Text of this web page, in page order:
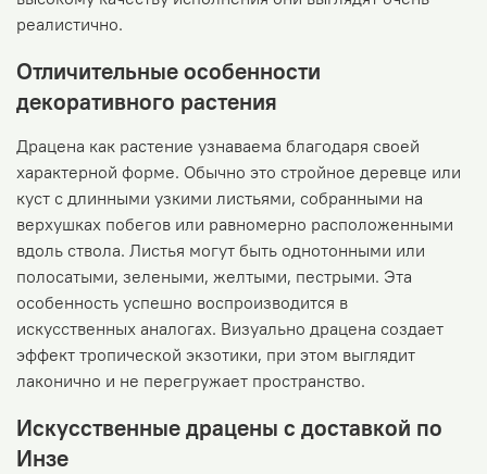
реалистично.
Отличительные особенности
декоративного растения
Драцена как растение узнаваема благодаря своей
характерной форме. Обычно это стройное деревце или
куст с длинными узкими листьями, собранными на
верхушках побегов или равномерно расположенными
вдоль ствола. Листья могут быть однотонными или
полосатыми, зелеными, желтыми, пестрыми. Эта
особенность успешно воспроизводится в
искусственных аналогах. Визуально драцена создает
эффект тропической экзотики, при этом выглядит
лаконично и не перегружает пространство.
Искусственные драцены с доставкой по
Инзе